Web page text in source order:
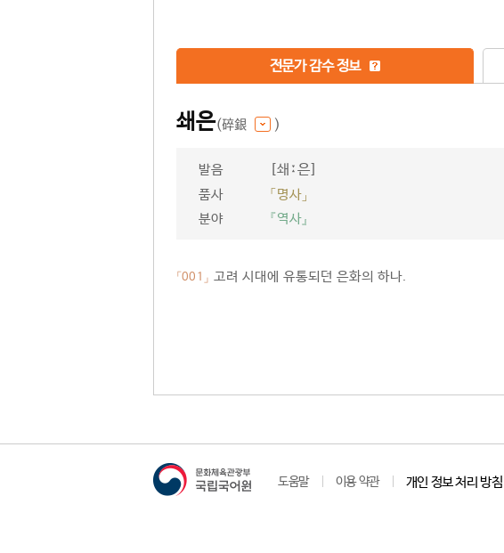
전문가 감수 정보
쇄은(碎銀 )
발음 [쇄ː은]
품사
「명사」
분야
『역사』
「001」 고려 시대에 유통되던 은화의 하나.
도움말 이용 약관 개인 정보 처리 방침